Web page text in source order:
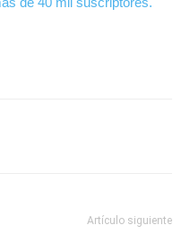
Artículo siguiente